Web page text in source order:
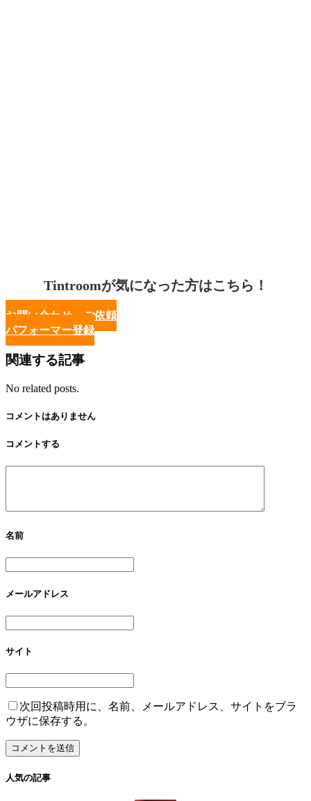
Tintroomが気になった方はこちら！
お問い合わせ・ご依頼
パフォーマー登録
関連する記事
No related posts.
コメントはありません
コメントする
名前
メールアドレス
サイト
次回投稿時用に、名前、メールアドレス、サイトをブラ
ウザに保存する。
人気の記事